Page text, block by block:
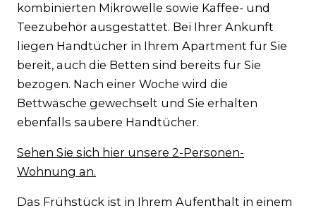
kombinierten Mikrowelle sowie Kaffee- und
Teezubehör ausgestattet. Bei Ihrer Ankunft
liegen Handtücher in Ihrem Apartment für Sie
bereit, auch die Betten sind bereits für Sie
bezogen. Nach einer Woche wird die
Bettwäsche gewechselt und Sie erhalten
ebenfalls saubere Handtücher.
Sehen Sie sich hier unsere 2-Personen-
Wohnung an.
Das Frühstück ist in Ihrem Aufenthalt in einem